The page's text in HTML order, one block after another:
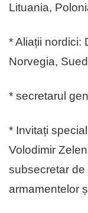
Lituania,
* Aliații nordici:
Norvegia,
* secretarul
* Invitați
Volodimir
subsecretar de
armamentelor